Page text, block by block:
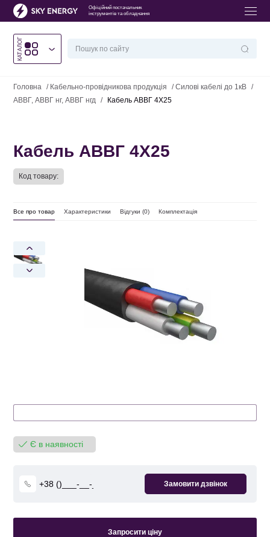
Офіційний постачальник
інструментів та обладнання
КАТАЛОГ
Головна / Кабельно-провідникова продукція /Силові кабелі до 1кВ /
АВВГ, АВВГ нг, АВВГ нгд / Кабель АВВГ 4Х25
Кабель АВВГ 4Х25
Код товару:
Все про товар Характеристики Відгуки (0) Комплектація
Є в наявності
Запросити ціну